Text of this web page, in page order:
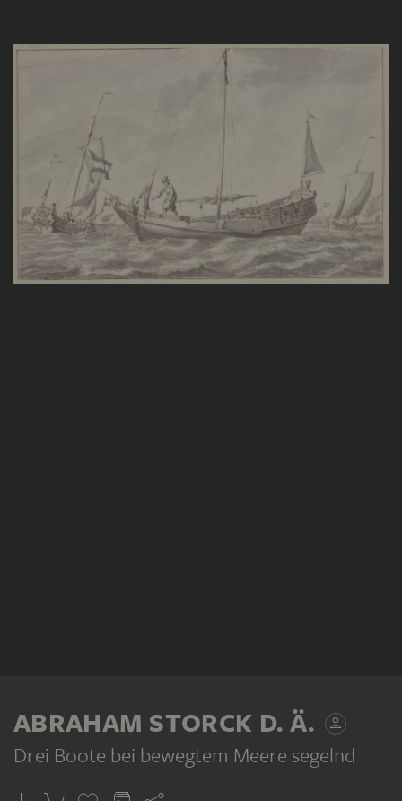
ABRAHAM STORCK D. Ä.
Drei Boote bei bewegtem Meere segelnd